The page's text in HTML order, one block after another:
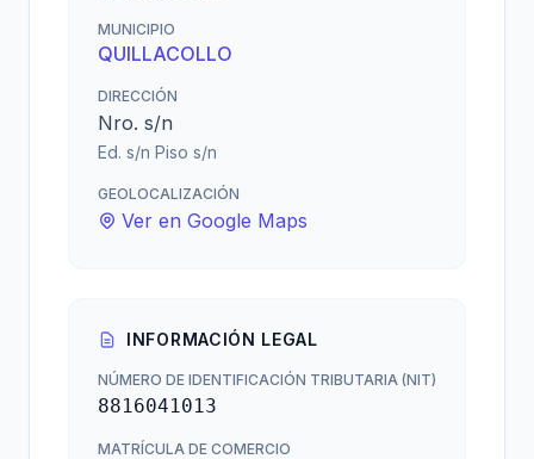
MUNICIPIO
QUILLACOLLO
DIRECCIÓN
Nro. s/n
Ed. s/n Piso s/n
GEOLOCALIZACIÓN
Ver en Google Maps
INFORMACIÓN LEGAL
NÚMERO DE IDENTIFICACIÓN TRIBUTARIA (NIT)
8816041013
MATRÍCULA DE COMERCIO